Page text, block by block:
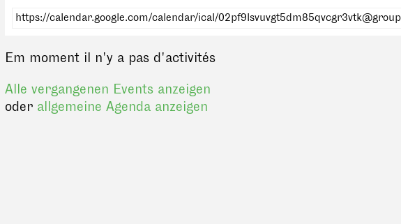
Em moment il n'y a pas d'activités
Alle vergangenen Events anzeigen
oder allgemeine Agenda anzeigen